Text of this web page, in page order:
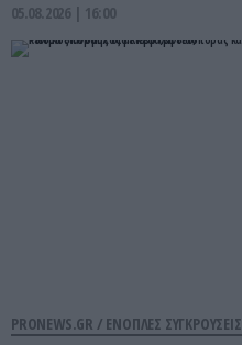
05.08.2026 | 16:00
PRONEWS.GR / ΕΝΟΠΛΕΣ ΣΥΓΚΡΟΥΣΕΙΣ